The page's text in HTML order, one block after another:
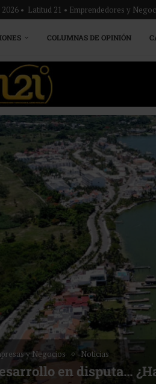
• Latitud 21 • Emprendedores y
COLUMNAS DE OPINIÓN
y Negocios Noticias
en disputa…